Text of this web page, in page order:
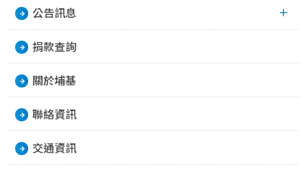
公告訊息
捐款查詢
關於埔基
聯絡資訊
交通資訊